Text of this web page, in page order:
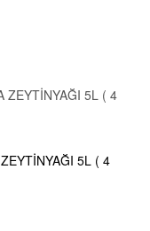
5L ( 4